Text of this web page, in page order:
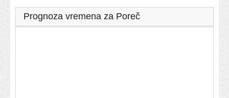
Prognoza vremena za Poreč